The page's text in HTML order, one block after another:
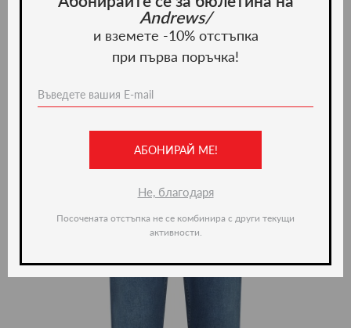
Ние препоръчваме
-36%
Andrews/
и вземете -10% отстъпка
при първа поръчка!
АБОНИРАЙ МЕ!
Не, благодаря
Посочената отстъпка не се комбинира с други текущи
активности.